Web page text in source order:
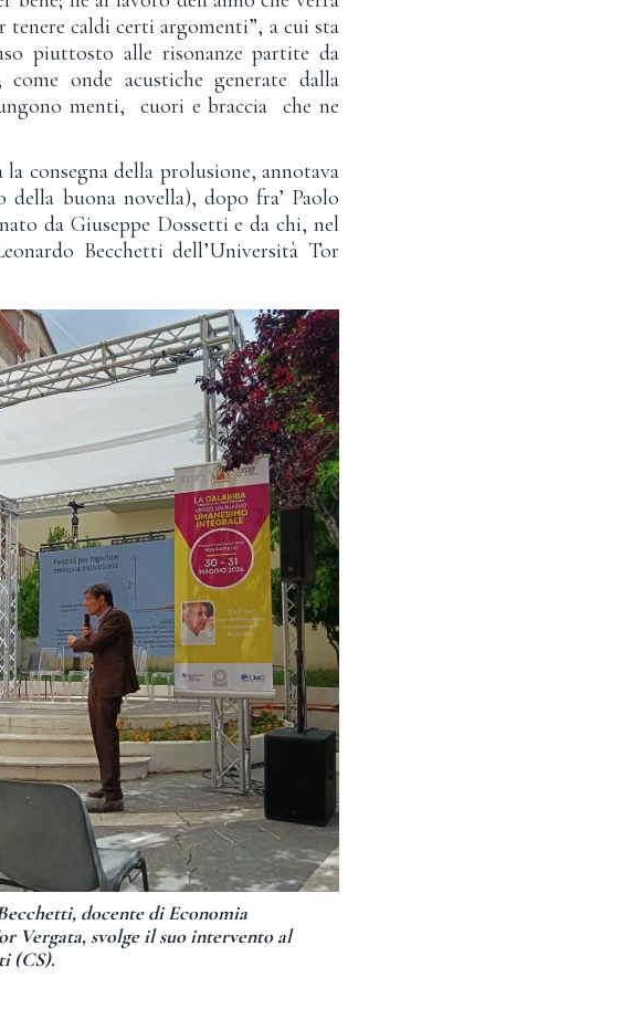
tenere caldi certi argomenti”, a cui sta
piuttosto alle risonanze partite da
onde acustiche generate dalla
menti, cuori e braccia che ne
consegna della prolusione, annotava
buona novella), dopo fra’ Paolo
da Giuseppe Dossetti e da chi, nel
Becchetti dell’Università Tor
docente di Economia
Vergata, svolge il suo intervento al
(CS).